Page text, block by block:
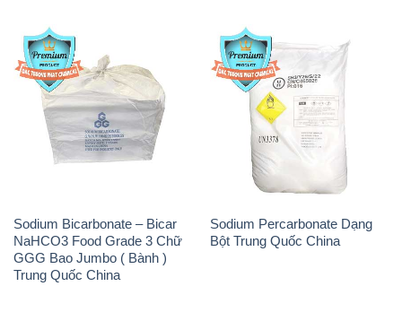
Sodium Bicarbonate – Bicar
NaHCO3 Food Grade 3 Chữ
GGG Bao Jumbo ( Bành )
Trung Quốc China
Sodium Percarbonate Dạng
Bột Trung Quốc China